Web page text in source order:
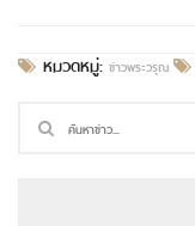
หมวดหมู่: ข่าวพระวรุณ